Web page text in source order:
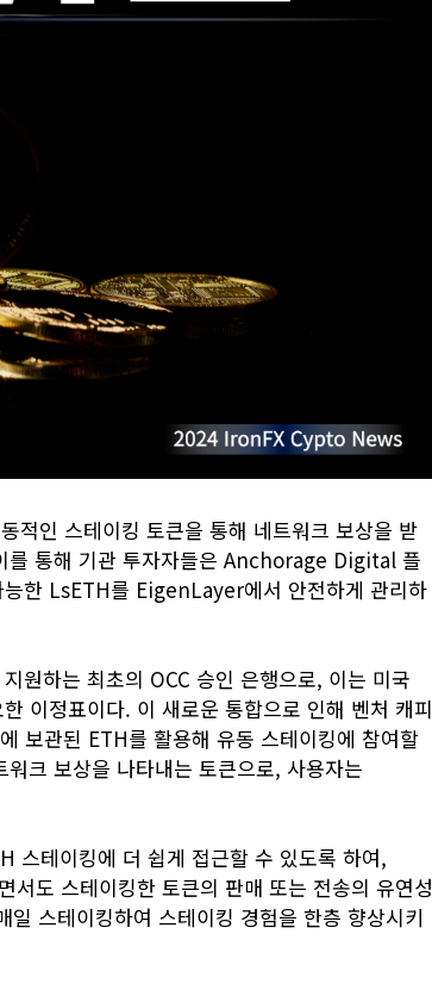
인 스테이킹 토큰을 통해 네트워크 보상을 받
통해 기관 투자자들은 Anchorage Digital 플
한 LsETH를 EigenLayer에서 안전하게 관리하
하는 최초의 OCC 승인 은행으로, 이는 미국
이정표이다. 이 새로운 통합으로 인해 벤처 캐피
보관된 ETH를 활용해 유동 스테이킹에 참여할
크 보상을 나타내는 토큰으로, 사용자는
테이킹에 더 쉽게 접근할 수 있도록 하여,
도 스테이킹한 토큰의 판매 또는 전송의 유연성
스테이킹하여 스테이킹 경험을 한층 향상시키